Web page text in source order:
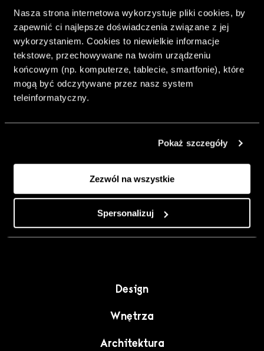
Nasza strona internetowa wykorzystuje pliki cookies, by
zapewnić ci najlepsze doświadczenia związane z jej
wykorzystaniem. Cookies to niewielkie informacje
tekstowe, przechowywane na twoim urządzeniu
końcowym (np. komputerze, tablecie, smartfonie), które
mogą być odczytywane przez nasz system
teleinformatyczny.
Pokaż szczegóły
Zezwól na wszystkie
Spersonalizuj
& Living 40.
„Dom bardziej
Twój. Odważ się
urządzić go
rzemiosło jako
punkt wyjścia
do wnętrz
pełnych
charakteru”.
Design
Wnętrza
Architektura